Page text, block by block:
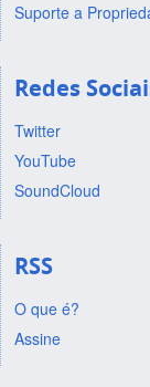
Suporte a
Redes
Twitter
YouTube
SoundCloud
RSS
O que é?
Assine